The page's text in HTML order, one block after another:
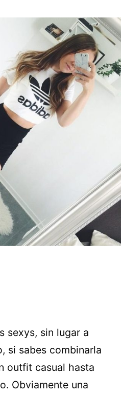
sexys, sin lugar a
si sabes combinarla
outfit casual hasta
Obviamente una